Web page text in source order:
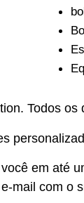
Todos os
em até
mail com o